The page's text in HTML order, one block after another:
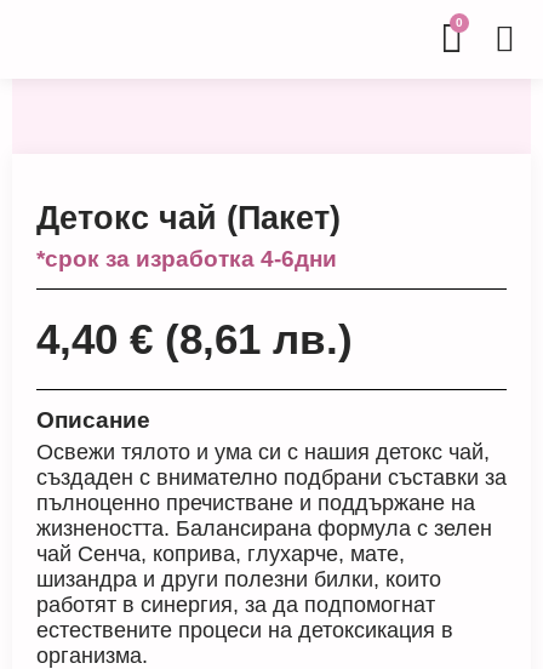
0
Детокс чай (Пакет)
*срок за изработка 4-6дни
4,40 € (8,61 лв.)
Описание
Освежи тялото и ума си с нашия детокс чай,
създаден с внимателно подбрани съставки за
пълноценно пречистване и поддържане на
жизнеността. Балансирана формула с зелен
чай Сенча, коприва, глухарче, мате,
шизандра и други полезни билки, които
работят в синергия, за да подпомогнат
естествените процеси на детоксикация в
организма.